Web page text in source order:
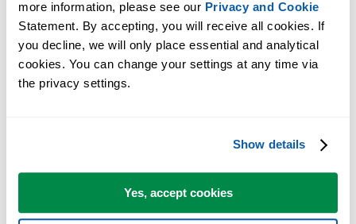
more information, please see our Privacy and Cookie
Statement. By accepting, you will receive all cookies. If
you decline, we will only place essential and analytical
cookies. You can change your settings at any time via
the privacy settings.
Show details
Yes, accept cookies